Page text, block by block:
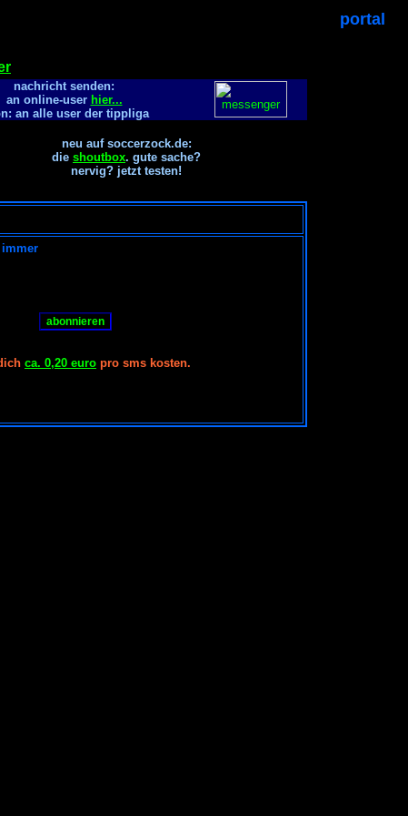
portal
nachricht senden:
an online-user hier...
an alle user der tippliga
neu auf soccerzock.de:
die shoutbox. gute sache?
nervig? jetzt testen!
ca. 0,20 euro pro sms kosten.